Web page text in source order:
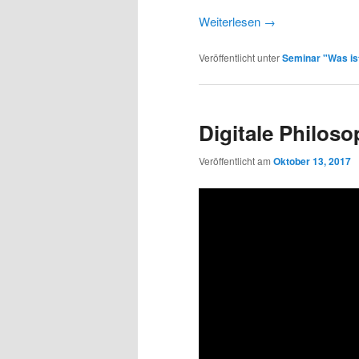
Weiterlesen →
Veröffentlicht unterSeminar "Was
Digitale
Veröffentlicht am Oktober 13, 2017